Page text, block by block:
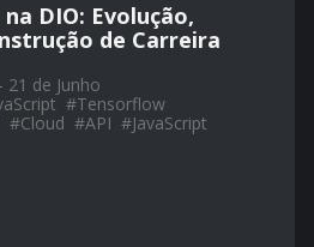
DIO: Evolução,
de Carreira
de Junho
#Tensorflow
#Cloud #API #JavaScript